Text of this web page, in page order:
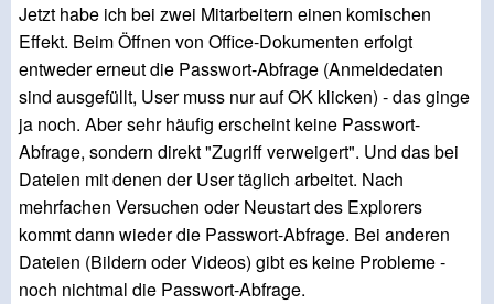
Jetzt habe ich bei zwei Mitarbeitern einen komischen
Effekt. Beim Öffnen von Office-Dokumenten erfolgt
entweder erneut die Passwort-Abfrage (Anmeldedaten
sind ausgefüllt, User muss nur auf OK klicken) - das ginge
ja noch. Aber sehr häufig erscheint keine Passwort-
Abfrage, sondern direkt "Zugriff verweigert". Und das bei
Dateien mit denen der User täglich arbeitet. Nach
mehrfachen Versuchen oder Neustart des Explorers
kommt dann wieder die Passwort-Abfrage. Bei anderen
Dateien (Bildern oder Videos) gibt es keine Probleme -
noch nichtmal die Passwort-Abfrage.